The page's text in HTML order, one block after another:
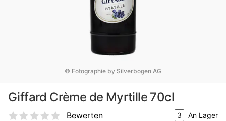
© Fotographie by Silverbogen AG
Giffard Crème de Myrtille 70cl
Bewerten 3 An Lager